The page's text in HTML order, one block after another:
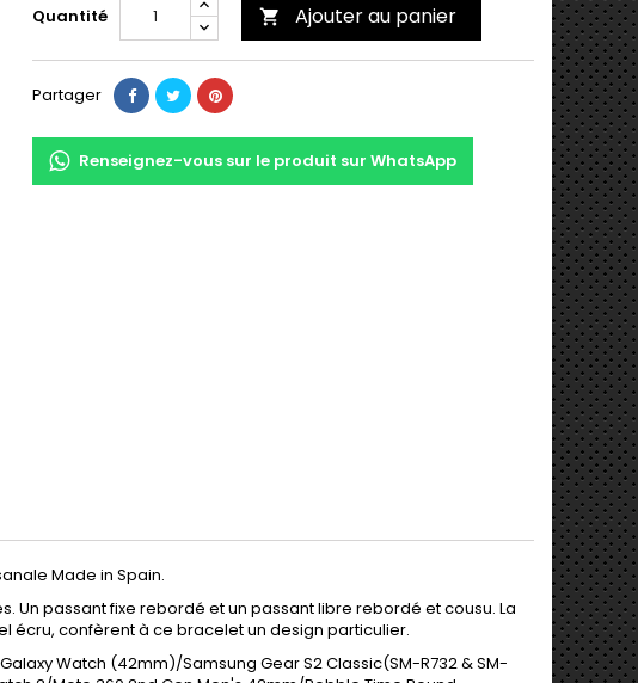
Quantité  Ajouter au panier
Partager
Renseignez-vous sur le produit sur WhatsApp
Made in Spain.
Un passant fixe rebordé et un passant libre rebordé et cousu. La
écru, confèrent à ce bracelet un design particulier.
Watch (42mm)/Samsung Gear S2 Classic(SM-R732 & SM-